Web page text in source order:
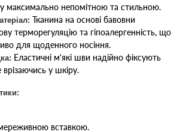
максимально непомітною та стильною.
Тканина на основі бавовни
терморегуляцію та гіпоалергенність, що
для щоденного носіння.
Еластичні м'які шви надійно фіксують
врізаючись у шкіру.
вставкою.